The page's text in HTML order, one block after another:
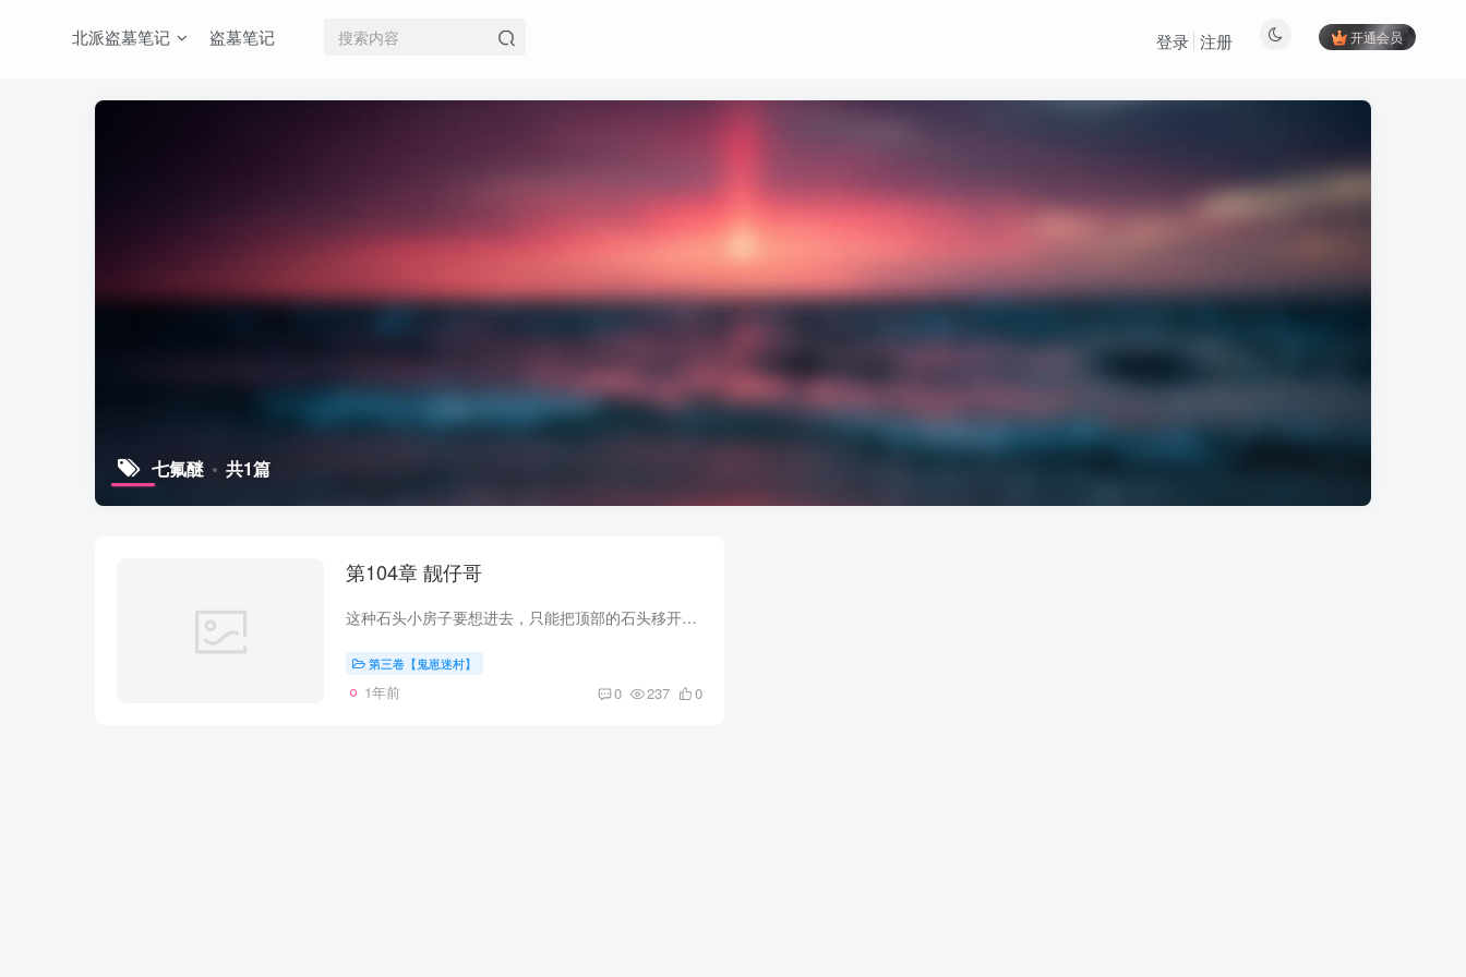
北派盗墓笔记 盗墓笔记 开通会员
登录 注册
七氟醚 共1篇
第104章 靓仔哥
这种石头小房子要想进去，只能把顶部的石头移开，然后人可以跨进去再把石头盖上。 里头空间很小，几平米，只能盘腿坐着或者收腿躺着，我进去就显的更挤。 这种小房子一共三个，互相之间间隔的有...
第三卷【鬼崽迷村】
1年前 0 237 0